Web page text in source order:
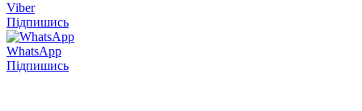
Viber
Підпишись
WhatsApp
Підпишись